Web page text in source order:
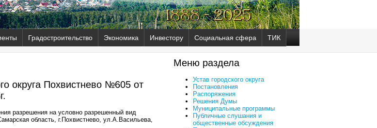
Градостроительство Экономика Инвестору Социальная сфера ТИК
округа Похвистнево №605 от
разрешения на условно разрешенный вид
область, г.Похвистнево, ул.А.Васильева,
Меню раздела
Устав городского округа
Постановления
Распоряжения
Решения Думы
Муниципальные программы
Публичные слушания и
общественные обсуждения